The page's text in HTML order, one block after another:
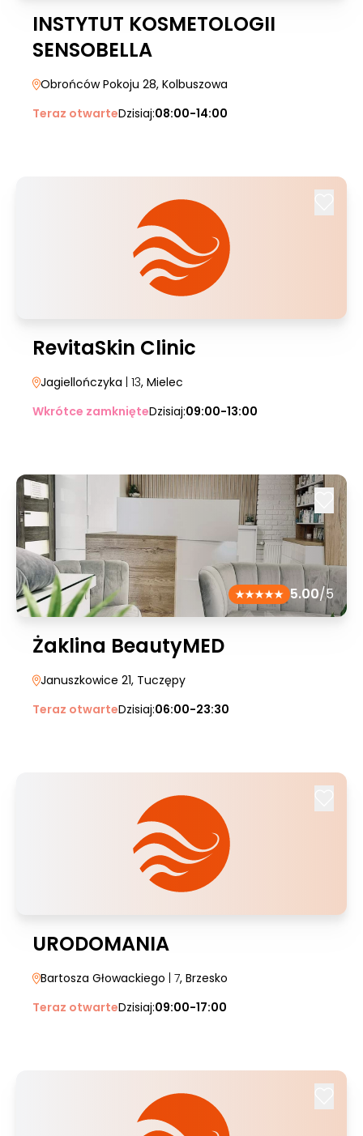
INSTYTUT KOSMETOLOGII
SENSOBELLA
Obrońców Pokoju 28, Kolbuszowa
Teraz otwarteDzisiaj:08:00-14:00
RevitaSkin Clinic
Jagiellończyka | 13, Mielec
Wkrótce zamknięteDzisiaj:09:00-13:00
5.00/5
Żaklina BeautyMED
Januszkowice 21, Tuczępy
Teraz otwarteDzisiaj:06:00-23:30
URODOMANIA
Bartosza Głowackiego | 7, Brzesko
Teraz otwarteDzisiaj:09:00-17:00